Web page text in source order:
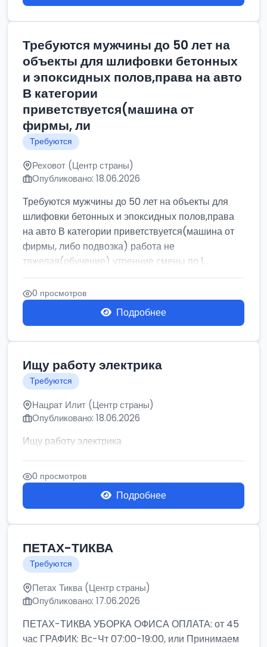
Требуются мужчины до 50 лет на
объекты для шлифовки бетонных
и эпоксидных полов,права на авто
В категории
приветствуется(машина от
фирмы, ли
Требуются
Реховот (Центр страны)
Опубликовано: 18.06.2026
Требуются мужчины до 50 лет на объекты для
шлифовки бетонных и эпоксидных полов,права
на авто В категории приветствуется(машина от
фирмы, либо подвозка) работа не
тяжелая(обучение) утренние смены по 1...
0 просмотров
Подробнее
Ищу работу электрика
Требуются
Нацрат Илит (Центр страны)
Опубликовано: 18.06.2026
Ищу работу электрика
0 просмотров
Подробнее
ПЕТАХ-ТИКВА
Требуются
Петах Тиква (Центр страны)
Опубликовано: 17.06.2026
ПЕТАХ-ТИКВА УБОРКА ОФИСА ОПЛАТА: от 45
час ГРАФИК: Вс-Чт 07:00-19:00, или Принимаем